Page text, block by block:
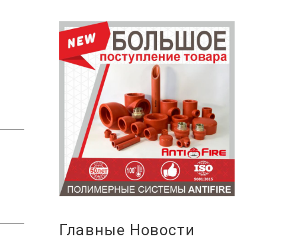
Главные Новости